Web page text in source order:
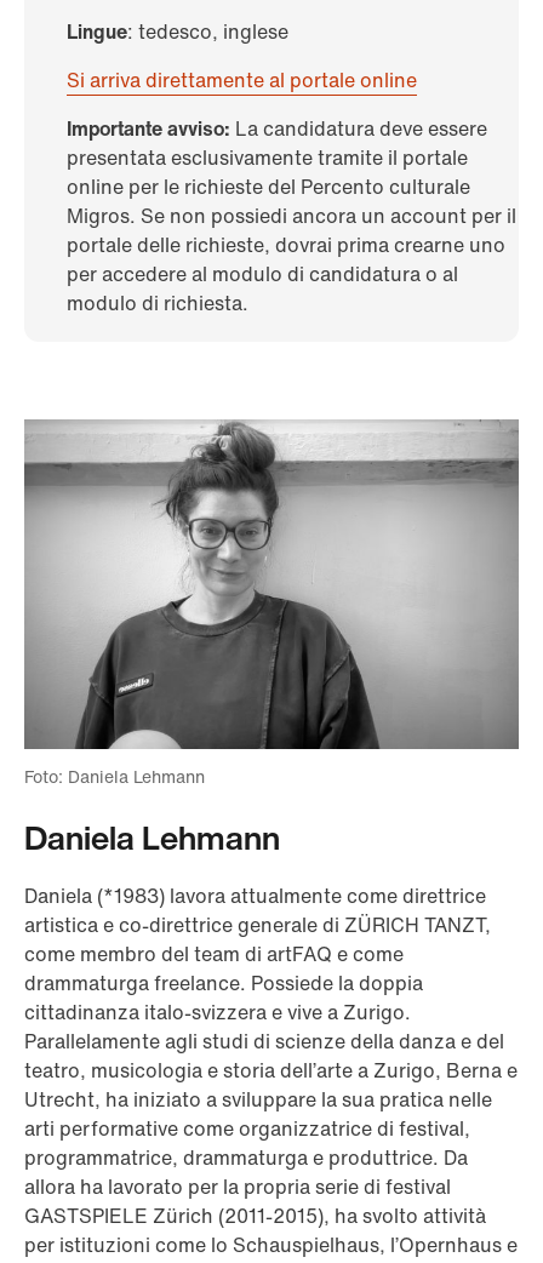
Lingue: tedesco, inglese
Si arriva direttamente al portale online
Importante avviso: La candidatura deve essere
presentata esclusivamente tramite il portale
online per le richieste del Percento culturale
Migros. Se non possiedi ancora un account per il
portale delle richieste, dovrai prima crearne uno
per accedere al modulo di candidatura o al
modulo di richiesta.
Foto: Daniela Lehmann
Daniela Lehmann
Daniela (*1983) lavora attualmente come direttrice
artistica e co-direttrice generale di ZÜRICH TANZT,
come membro del team di artFAQ e come
drammaturga freelance. Possiede la doppia
cittadinanza italo-svizzera e vive a Zurigo.
Parallelamente agli studi di scienze della danza e del
teatro, musicologia e storia dell’arte a Zurigo, Berna e
Utrecht, ha iniziato a sviluppare la sua pratica nelle
arti performative come organizzatrice di festival,
programmatrice, drammaturga e produttrice. Da
allora ha lavorato per la propria serie di festival
GASTSPIELE Zürich (2011-2015), ha svolto attività
per istituzioni come lo Schauspielhaus, l’Opernhaus e